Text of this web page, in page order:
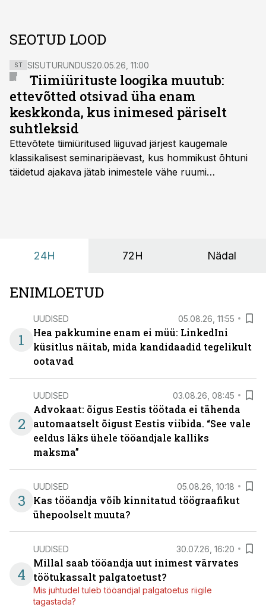
SEOTUD LOOD
ST SISUTURUNDUS20.05.26, 11:00
Tiimiürituste loogika muutub:
ettevõtted otsivad üha enam
keskkonda, kus inimesed päriselt
suhtleksid
Ettevõtete tiimiüritused liiguvad järjest kaugemale
klassikalisest seminaripäevast, kus hommikust õhtuni
täidetud ajakava jätab inimestele vähe ruumi
24H 72H Nädal
ENIMLOETUD
1
UUDISED 05.08.26, 11:55
Hea pakkumine enam ei müü: LinkedIni
küsitlus näitab, mida kandidaadid tegelikult
ootavad
2
UUDISED 03.08.26, 08:45
Advokaat: õigus Eestis töötada ei tähenda
automaatselt õigust Eestis viibida. “See vale
eeldus läks ühele tööandjale kalliks
maksma”
3
UUDISED 05.08.26, 10:18
Kas tööandja võib kinnitatud töögraafikut
ühepoolselt muuta?
4
UUDISED 30.07.26, 16:20
Millal saab tööandja uut inimest värvates
töötukassalt palgatoetust?
Mis juhtudel tuleb tööandjal palgatoetus riigile
tagastada?